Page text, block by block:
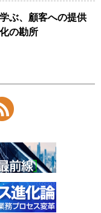
ぶ、顧客への提供
の勘所